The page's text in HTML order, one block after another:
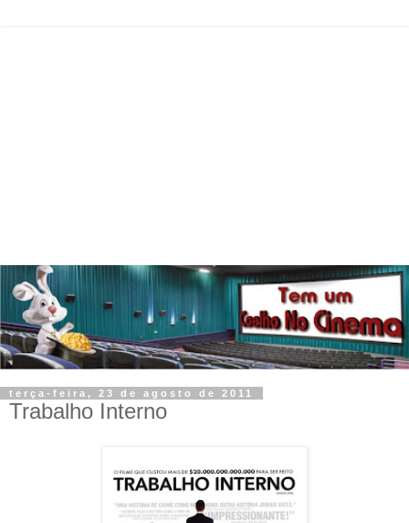
terça-feira, 23 de agosto de 2011
Trabalho Interno